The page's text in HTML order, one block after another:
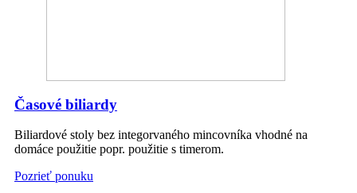
Časové biliardy
Biliardové stoly bez integorvaného mincovníka vhodné na
domáce použitie popr. použitie s timerom.
Pozrieť ponuku